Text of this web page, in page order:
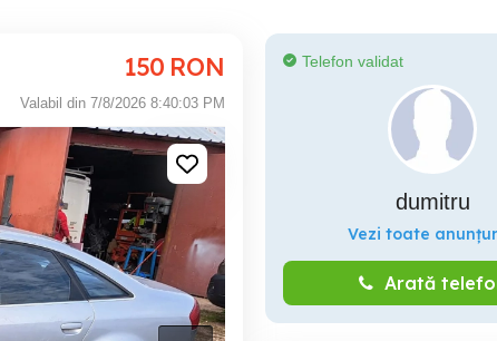
150 RON
Valabil din 7/8/2026 8:40:03 PM
Telefon validat
dumitru
Vezi toate
Arată